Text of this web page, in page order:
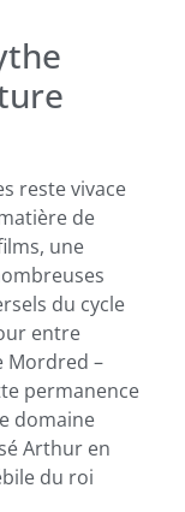
reste vivace
de
une
du cycle
entre
Mordred –
permanence
domaine
Arthur en
du roi